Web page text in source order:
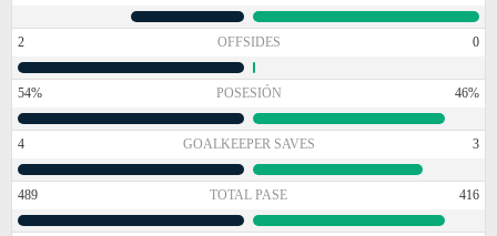
2 OFFSIDES 0
54% POSESIÓN 46%
4 GOALKEEPER SAVES 3
489 TOTAL PASE 416